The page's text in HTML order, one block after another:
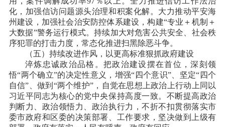
化，加强信访问题源头治理和积案化解。大力推动平安海
州建设，加强社会治安防控体系建设，构建“专业＋机制＋
大数据”警务运行模式。持续加大对危害公共安全、社会秩
序犯罪的打击力度，常态化推进扫黑除恶斗争。
（五）持续改进作风，以更高标准狠抓政府建设
淬炼忠诚政治品格。把政治建设摆在首位，深刻领
悟“两个确立”的决定性意义，增强“四个意识”、坚定“四个
自信”、做到“两个维护”，自觉在思想上政治上行动上同以
习近平同志为核心的党中央保持高度一致。不断提高政治
判断力、政治领悟力、政治执行力，不折不扣贯彻落实市
委市政府和区委的决策部署、工作要求，坚决做到上级有